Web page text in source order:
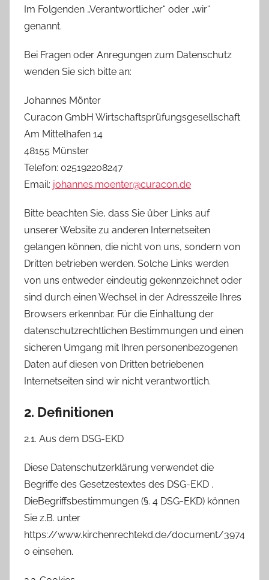
Im Folgenden „Verantwortlicher“ oder „wir“
genannt.
Bei Fragen oder Anregungen zum Datenschutz
wenden Sie sich bitte an:
Johannes Mönter
Curacon GmbH Wirtschaftsprüfungsgesellschaft
Am Mittelhafen 14
48155 Münster
Telefon: 025192208247
Email: johannes.moenter@curacon.de
Bitte beachten Sie, dass Sie über Links auf
unserer Website zu anderen Internetseiten
gelangen können, die nicht von uns, sondern von
Dritten betrieben werden. Solche Links werden
von uns entweder eindeutig gekennzeichnet oder
sind durch einen Wechsel in der Adresszeile Ihres
Browsers erkennbar. Für die Einhaltung der
datenschutzrechtlichen Bestimmungen und einen
sicheren Umgang mit Ihren personenbezogenen
Daten auf diesen von Dritten betriebenen
Internetseiten sind wir nicht verantwortlich.
2. Definitionen
2.1. Aus dem DSG-EKD
Diese Datenschutzerklärung verwendet die
Begriffe des Gesetzestextes des DSG-EKD .
DieBegriffsbestimmungen (§. 4 DSG-EKD) können
Sie z.B. unter
https://www.kirchenrechtekd.de/document/3974
0 einsehen.